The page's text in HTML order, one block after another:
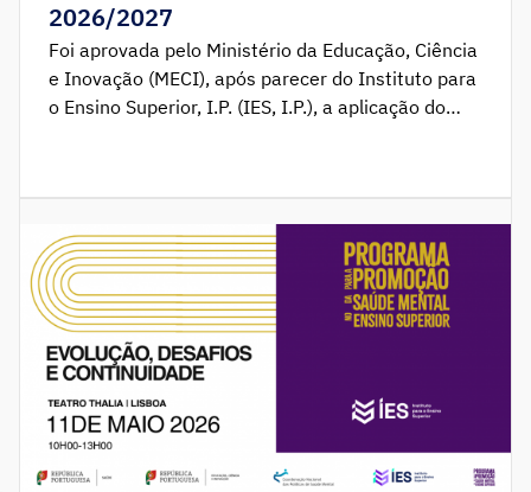
2026/2027
Foi aprovada pelo Ministério da Educação, Ciência
e Inovação (MECI), após parecer do Instituto para
o Ensino Superior, I.P. (IES, I.P.), a aplicação do
de 2026/2027, prevendo-se a sua
implementação integral em 2027/2028. A
decisão do faseamento decorre […]